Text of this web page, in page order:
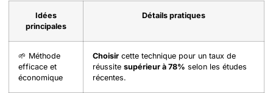
Idées
principales
Détails pratiques
🌱 Méthode
efficace et
économique
Choisir cette technique pour un taux de
réussite supérieur à 78% selon les études
récentes.